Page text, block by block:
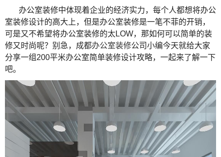
办公室装修中体现着企业的经济实力，每个人都想将办公
室装修设计的高大上，但是办公室装修是一笔不菲的开销，
可是又不希望将办公室装修的太LOW，那如何可以简单的装
修又时尚呢？别急，成都办公室装修公司小编今天就给大家
分享一组200平米办公室简单装修设计攻略，一起来了解一下
吧。